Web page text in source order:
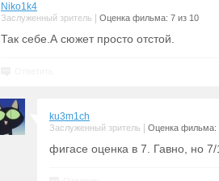
Niko1k4
Заслуженный зритель Оценка фильма: 7 из 10
Так себе.А сюжет просто отстой.
ku3m1ch
Заслуженный зритель Оценка фильма:
фигасе оценка в 7. Гавно, но